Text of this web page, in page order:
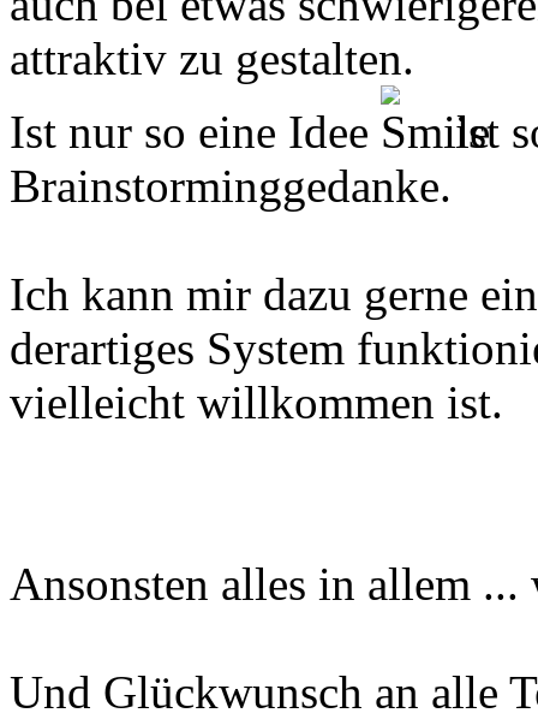
attraktiv zu gestalten.
Ist nur so eine Idee
ist
Brainstorminggedanke.
Ich kann mir dazu gerne
derartiges System
vielleicht willkommen ist.
Ansonsten alles in allem
Und Glückwunsch an alle